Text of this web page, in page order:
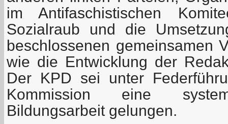
im Antifaschistischen
Sozialraub und die
beschlossenen gemeinsamen
wie die Entwicklung der
Der KPD sei unter
Kommission eine
Bildungsarbeit gelungen.